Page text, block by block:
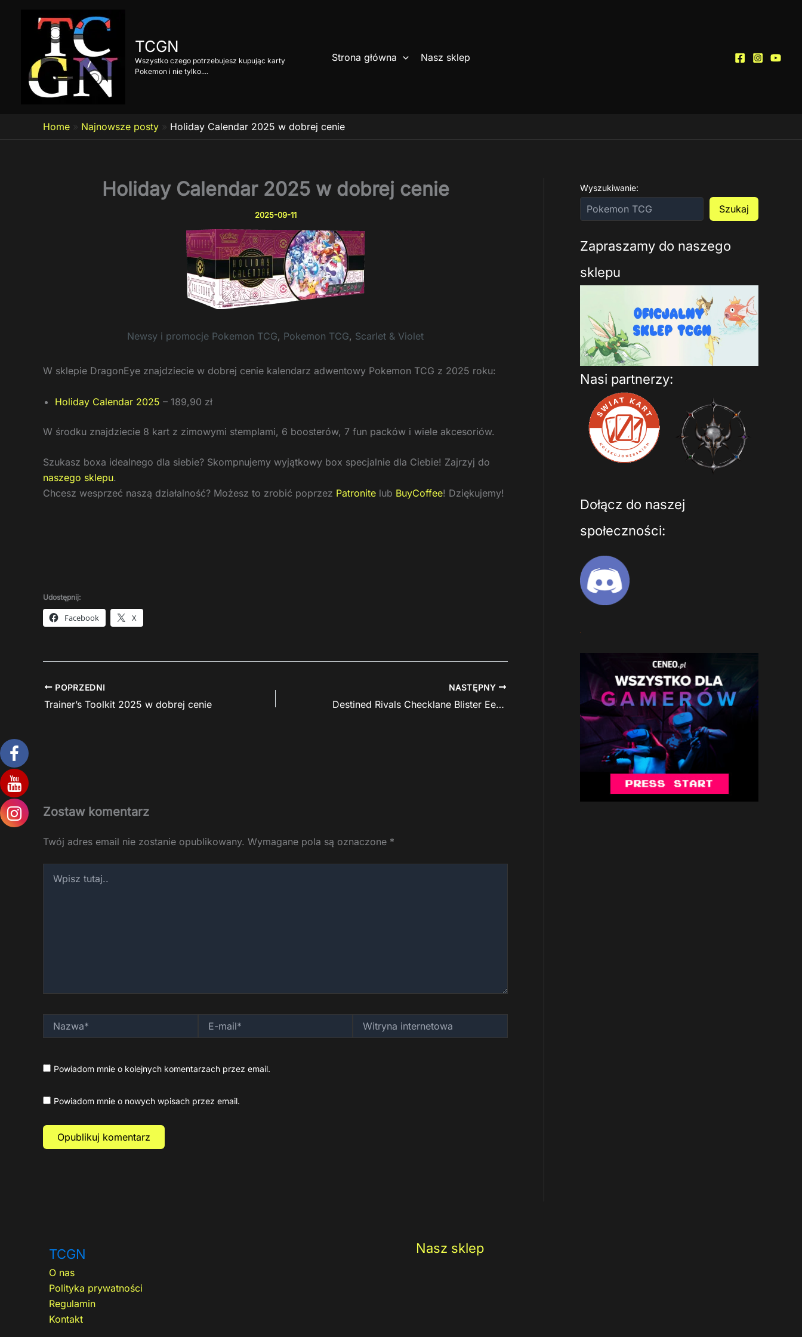
TCGN
Wszystko czego potrzebujesz kupując karty
Pokemon i nie tylko....
Strona główna Nasz sklep
Home » Najnowsze posty » Holiday Calendar 2025 w dobrej cenie
Holiday Calendar 2025 w dobrej cenie
2025-09-11
Newsy i promocje Pokemon TCG, Pokemon TCG, Scarlet & Violet
W sklepie DragonEye znajdziecie w dobrej cenie kalendarz adwentowy Pokemon TCG z 2025 roku:
Holiday Calendar 2025 – 189,90 zł
W środku znajdziecie 8 kart z zimowymi stemplami, 6 boosterów, 7 fun packów i wiele akcesoriów.
Szukasz boxa idealnego dla siebie? Skompnujemy wyjątkowy box specjalnie dla Ciebie! Zajrzyj do
naszego sklepu.
Chcesz wesprzeć naszą działalność? Możesz to zrobić poprzez Patronite lub BuyCoffee! Dziękujemy!
Udostępnij:
Facebook X
POPRZEDNI
Trainer’s Toolkit 2025 w dobrej cenie
NASTĘPNY
Destined Rivals Checklane Blister Eevee w niezłej cenie
Zostaw komentarz
Twój adres email nie zostanie opublikowany. Wymagane pola są oznaczone *
tutaj..
mail*
internetowa
Powiadom mnie o kolejnych komentarzach przez email.
Powiadom mnie o nowych wpisach przez email.
Wyszukiwanie:
Szukaj
Zapraszamy do naszego
sklepu
Nasi partnerzy:
Dołącz do naszej
społeczności:
TCGN
O nas
Polityka prywatności
Regulamin
Kontakt
Nasz sklep